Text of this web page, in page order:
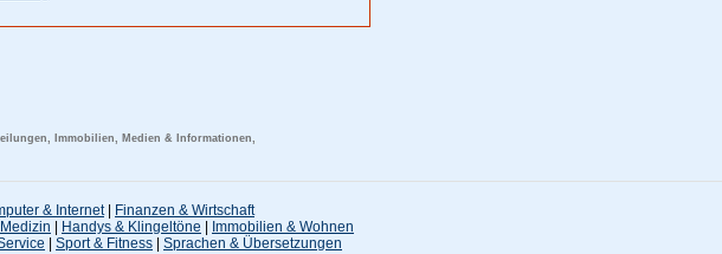
Immobilien, Medien & Informationen,
& Internet|
Finanzen & Wirtschaft
Handys & Klingeltöne
Immobilien & Wohnen
Sport & Fitness
Sprachen & Übersetzungen